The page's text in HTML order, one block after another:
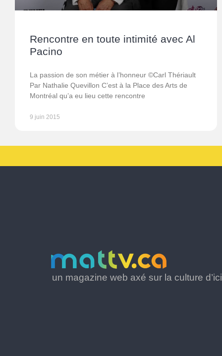
Rencontre en toute intimité avec Al
Pacino
La passion de son métier à l’honneur ©Carl Thériault
Par Nathalie Quevillon C’est à la Place des Arts de
Montréal qu’a eu lieu cette rencontre
9 juin 2015
un magazine web axé sur la culture d’ici